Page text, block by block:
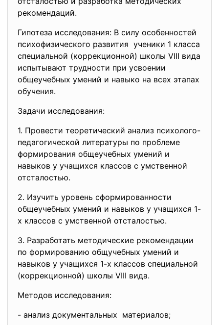
рекомендаций.
Гипотеза исследования: В силу особенностей
психофизического развития ученики 1 класса
специальной (коррекционной) школы VIII вида
испытывают трудности при усвоении
общеучебных умений и навыко на всех этапах
обучения.
Задачи исследования:
1. Провести теоретический анализ психолого-
педагогической литературы по проблеме
формирования общеучебных умений и
навыков у учащихся классов с умственной
отсталостью.
2. Изучить уровень сформированности
общеучебных умений и навыков у учащихся 1-
х классов с умственной отсталостью.
3. Разработать методические рекомендации
по формированию общучебных умений и
навыков у учащихся 1-х классов специальной
(коррекционной) школы VIII вида.
Методов исследования:
- анализ документальных материалов;